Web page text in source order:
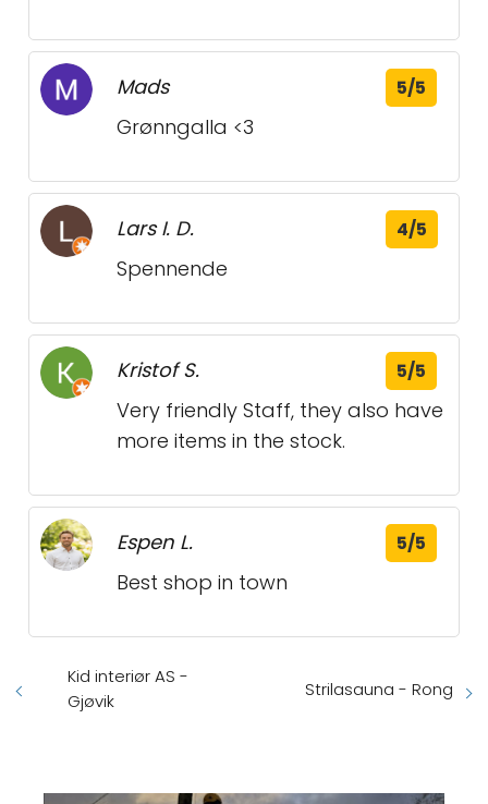
Mads 5/5
Grønngalla <3
Lars I. D. 4/5
Spennende
Kristof S. 5/5
Very friendly Staff, they also have
more items in the stock.
Espen L. 5/5
Best shop in town
Kid interiør AS -
Gjøvik
Strilasauna - Rong